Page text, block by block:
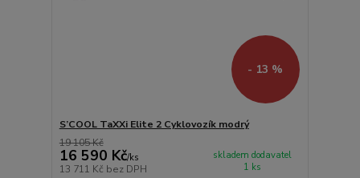
- 13 %
S’COOL TaXXi Elite 2 Cyklovozík modrý
19 105 Kč
16 590 Kč/ks
13 711 Kč bez DPH
skladem dodavatel
1 ks